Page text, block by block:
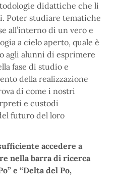
didattiche che li
Poter studiare tematiche
all’interno di un vero e
a cielo aperto, quale è
agli alunni di esprimere
fase di studio e
della realizzazione
di come i nostri
e custodi
futuro del loro
accedere a
nella barra di ricerca
e “Delta del Po,